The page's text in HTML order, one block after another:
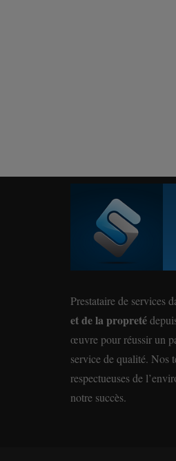
Prestataire de services
et de la propreté
œuvre pour réussir un
service de qualité. Nos
respectueuses de
notre succès.